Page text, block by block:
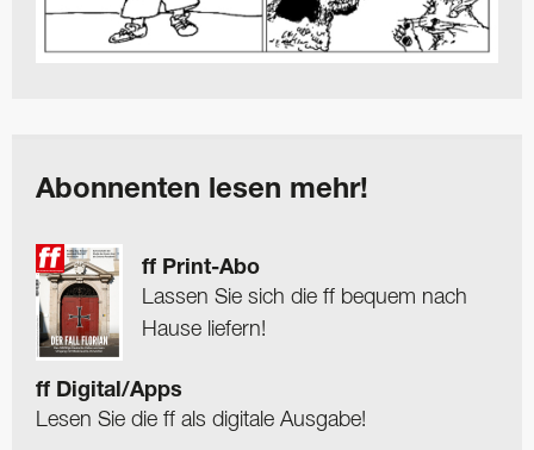
Abonnenten lesen mehr!
ff Print-Abo
Lassen Sie sich die ff bequem nach
Hause liefern!
ff Digital/Apps
Lesen Sie die ff als digitale Ausgabe!